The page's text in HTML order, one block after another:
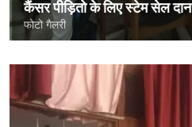
कैंसर पीड़ितो के लिए स्टेम सेल दान
फोटो गैलरी